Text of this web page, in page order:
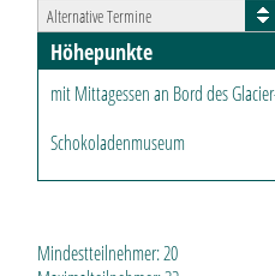
Alternative Termine
Höhepunkte
mit Mittagessen an Bord des
Schokoladenmuseum
Mindestteilnehmer:20